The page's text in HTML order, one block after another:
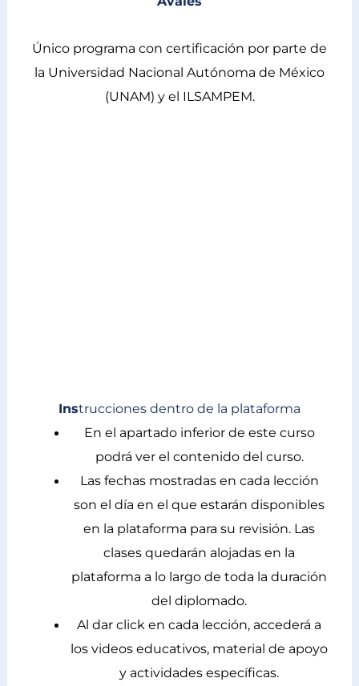
Único programa con certificación por parte de
la Universidad Nacional Autónoma de México
(UNAM) y el ILSAMPEM.
Instrucciones dentro de la plataforma
En el apartado inferior de este curso
podrá ver el contenido del curso.
Las fechas mostradas en cada lección
son el día en el que estarán disponibles
en la plataforma para su revisión. Las
clases quedarán alojadas en la
plataforma a lo largo de toda la duración
del diplomado.
Al dar click en cada lección, accederá a
los videos educativos, material de apoyo
y actividades específicas.